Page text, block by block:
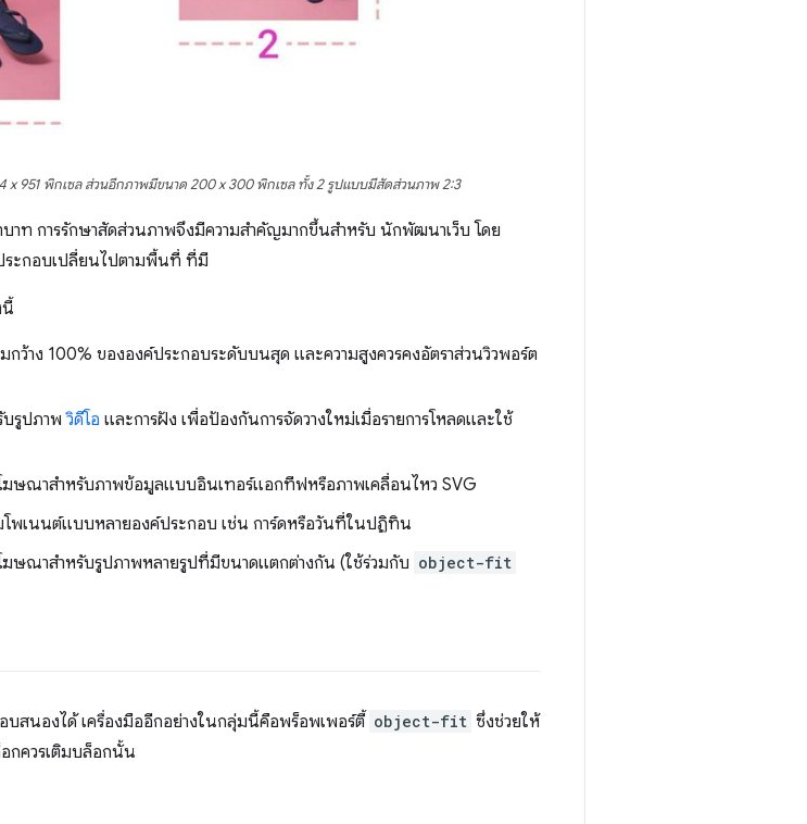
951 พิกเซล ส่วนอีกภาพมีขนาด 200 x 300 พิกเซล ทั้ง 2 รูปแบบมีสัดส่วนภาพ 2:3
ท การรักษาสัดส่วนภาพจึงมีความสำคัญมากขึ้นสำหรับ นักพัฒนาเว็บ โดย
ระกอบเปลี่ยนไปตามพื้นที่ ที่มี
นี้
ว้าง 100% ขององค์ประกอบระดับบนสุด และความสูงควรคงอัตราส่วนวิวพอร์ต
บรูปภาพวิดีโอ และการฝัง เพื่อป้องกันการจัดวางใหม่เมื่อรายการโหลดและใช้
ณาสำหรับภาพข้อมูลแบบอินเทอร์แอกทีฟหรือภาพเคลื่อนไหว SVG
พเนนต์แบบหลายองค์ประกอบ เช่น การ์ดหรือวันที่ในปฏิทิน
ณาสำหรับรูปภาพหลายรูปที่มีขนาดแตกต่างกัน (ใช้ร่วมกับ object-fit
สนองได้ เครื่องมืออีกอย่างในกลุ่มนี้คือพร็อพเพอร์ตี้ object-fit ซึ่งช่วยให้
กควรเติมบล็อกนั้น